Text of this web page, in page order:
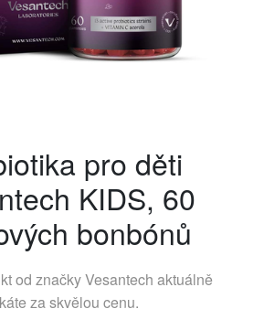
pro děti
KIDS, 60
bonbónů
od značkyVesantech aktuálně
za skvělou cenu.